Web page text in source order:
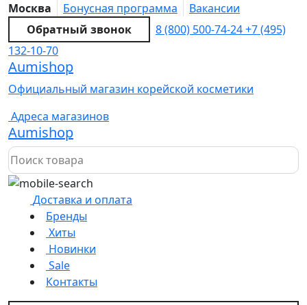
Москва Бонусная программа
Вакансии
Обратный звонок
8 (800) 500-74-24+7 (495)
132-10-70
Aumishop
Официальный магазин корейской косметики
Адреса магазинов
Aumishop
Доставка и оплата
Бренды
Хиты
Новинки
Sale
Контакты